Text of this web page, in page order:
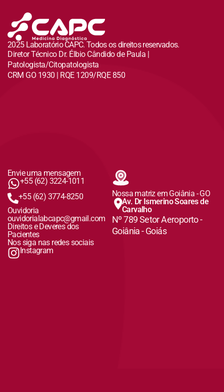
2025 Laboratório CAPC. Todos os direitos reservados.
Diretor Técnico Dr. Élbio Cândido de Paula |
Patologista/Citopatologista
CRM GO 1930 | RQE 1209/RQE 850
Envie uma mensagem
+55 (62) 3224-1011
+55 (62) 3774-8250
Ouvidoria
ouvidorialabcapc@gmail.com
Direitos e Deveres dos
Pacientes
Nos siga nas redes sociais
Instagram
Nossa matriz em Goiânia - GO
Av. Dr Ismerino Soares de
Carvalho
Nº 789 Setor Aeroporto -
Goiânia - Goiás